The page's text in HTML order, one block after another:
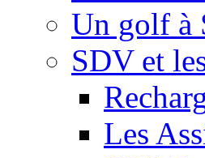
Un golf à
SDV et
Les